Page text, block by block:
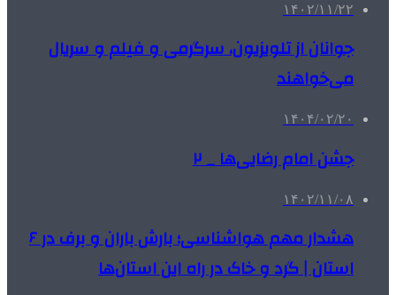
۱۴۰۲/۱۱/۲۲
جوانان از تلویزیون، سرگرمی و فیلم و سریال
می‌خواهند
۱۴۰۴/۰۲/۲۰
جشن امام رضایی‌ها _ ۲
۱۴۰۲/۱۱/۰۸
هشدار مهم هواشناسی؛ بارش باران و برف در ۶
استان | گرد و خاک در راه این استان‌ها